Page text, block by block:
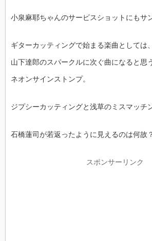
小泉麻耶ちゃんのサービスショットにもサ
ギターカッティングで始まる楽曲としては、
山下達郎のスパークルに次ぐ曲になると思
ネオンサインストンプ。
ジプシーカッティングと浅草のミスマッチ
石橋蓮司が若返ったように見えるのは何故
スポンサーリンク